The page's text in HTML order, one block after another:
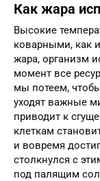
Как жара
Высокие
коварными, как
жара, организм
момент все
мы потеем,
уходят важные
приводит к
клеткам
и вовремя
столкнулся с
под палящим